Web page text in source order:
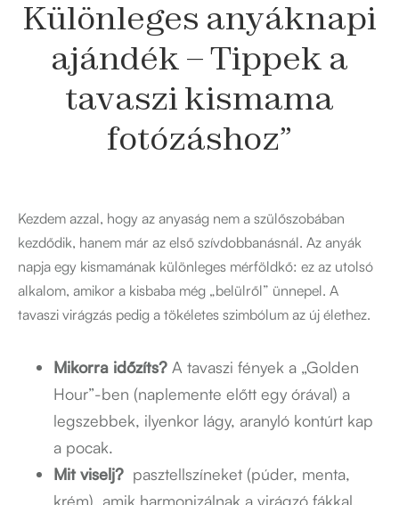
Különleges anyáknapi
ajándék – Tippek a
tavaszi kismama
fotózáshoz”
Kezdem azzal, hogy az anyaság nem a szülőszobában
kezdődik, hanem már az első szívdobbanásnál. Az anyák
napja egy kismamának különleges mérföldkő: ez az utolsó
alkalom, amikor a kisbaba még „belülről” ünnepel. A
tavaszi virágzás pedig a tökéletes szimbólum az új élethez.
Mikorra időzíts? A tavaszi fények a „Golden
Hour”-ben (naplemente előtt egy órával) a
legszebbek, ilyenkor lágy, aranyló kontúrt kap
a pocak.
Mit viselj? pasztellszíneket (púder, menta,
krém), amik harmonizálnak a virágzó fákkal.